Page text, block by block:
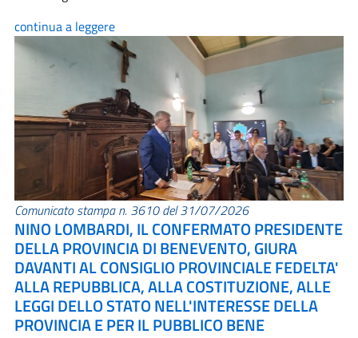
continua a leggere
Comunicato stampa n. 3610 del 31/07/2026
NINO LOMBARDI, IL CONFERMATO PRESIDENTE
DELLA PROVINCIA DI BENEVENTO, GIURA
DAVANTI AL CONSIGLIO PROVINCIALE FEDELTA'
ALLA REPUBBLICA, ALLA COSTITUZIONE, ALLE
LEGGI DELLO STATO NELL'INTERESSE DELLA
PROVINCIA E PER IL PUBBLICO BENE